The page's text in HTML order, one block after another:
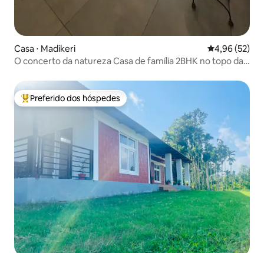
Casa ⋅ Madikeri 4,96 de uma
4,96 (52)
O concerto da natureza Casa de família 2BHK no topo da
Entre os melhores preferidos dos hóspedes
Preferido dos hóspedes